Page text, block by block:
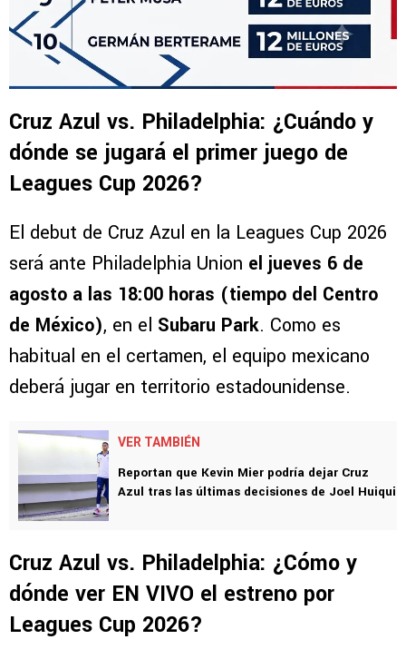
Cruz Azul vs. Philadelphia: ¿Cuándo y
dónde se jugará el primer juego de
Leagues Cup 2026?
El debut de Cruz Azul en la Leagues Cup 2026
será ante Philadelphia Union el jueves 6 de
agosto a las 18:00 horas (tiempo del Centro
de México), en el Subaru Park. Como es
habitual en el certamen, el equipo mexicano
deberá jugar en territorio estadounidense.
VER TAMBIÉN
Reportan que Kevin Mier podría dejar Cruz
Azul tras las últimas decisiones de Joel Huiqui
Cruz Azul vs. Philadelphia: ¿Cómo y
dónde ver EN VIVO el estreno por
Leagues Cup 2026?